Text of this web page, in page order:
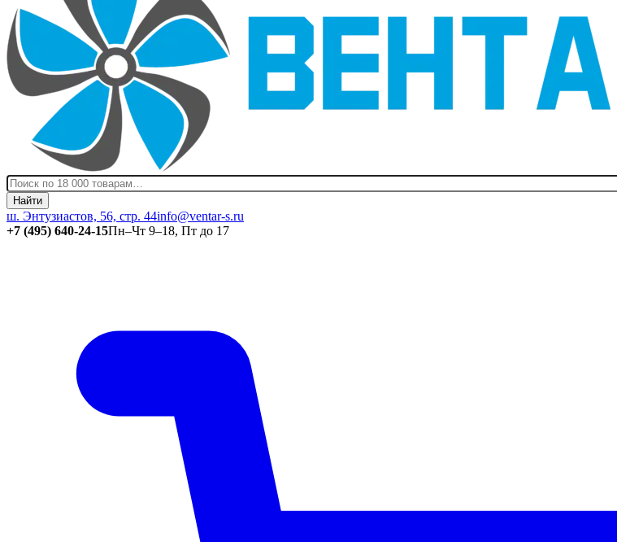
Найти
ш. Энтузиастов, 56, стр. 44info@ventar-s.ru
+7 (495) 640-24-15Пн–Чт 9–18, Пт до 17